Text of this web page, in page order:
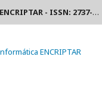
Revista Científica de Informática ENCRIPTAR - ISSN: 2737-6389.
ENCRIPTAR